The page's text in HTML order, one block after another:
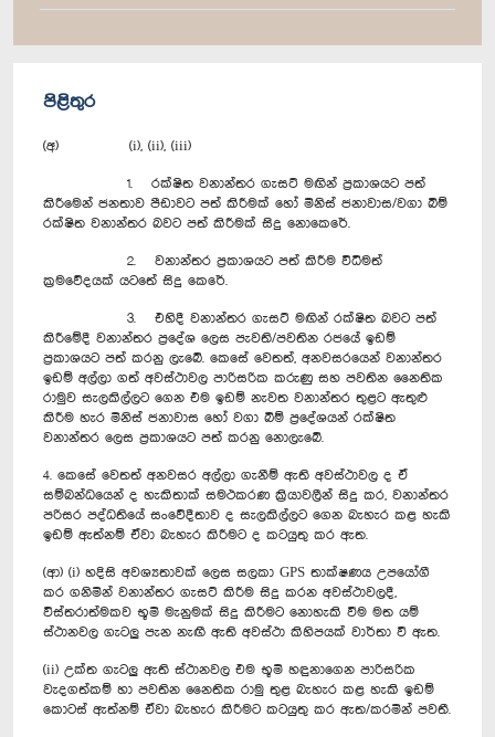
පිළිතුර
(අ) (i), (ii), (iii)
1. රක්ෂිත වනාන්තර ගැසට් මඟින් ප්‍රකාශයට පත්
කිරීමෙන් ජනතාව පීඩාවට පත් කිරීමක් හෝ මිනිස් ජනාවාස/වගා බිම්
රක්ෂිත වනාන්තර බවට පත් කිරීමක් සිදු නොකෙරේ.
2. වනාන්තර ප්‍රකාශයට පත් කිරීම විධිමත්
ක්‍රමවේදයක් යටතේ සිදු කෙරේ.
3. එහිදී වනාන්තර ගැසට් මඟින් රක්ෂිත බවට පත්
කිරීමේදී වනාන්තර ප්‍රදේශ ලෙස පැවති/පවතින රජයේ ඉඩම්
ප්‍රකාශයට පත් කරනු ලැබේ. කෙසේ වෙතත්, අනවසරයෙන් වනාන්තර
ඉඩම් අල්ලා ගත් අවස්ථාවල පාරිසරික කරුණු සහ පවතින නෛතික
රාමුව සැලකිල්ලට ගෙන එම ඉඩම් නැවත වනාන්තර තුළට ඇතුළු
කිරීම හැර මිනිස් ජනාවාස හෝ වගා බිම් ප්‍රදේශයන් රක්ෂිත
වනාන්තර ලෙස ප්‍රකාශයට පත් කරනු නොලැබේ.
4. කෙසේ වෙතත් අනවසර අල්ලා ගැනීම් ඇති අවස්ථාවල ද ඒ
සම්බන්ධයෙන් ද හැකිතාක් සමථකරණ ක්‍රියාවලීන් සිදු කර, වනාන්තර
පරිසර පද්ධතියේ සංවේදීතාව ද සැලකිල්ලට ගෙන බැහැර කළ හැකි
ඉඩම් ඇත්නම් ඒවා බැහැර කිරීමට ද කටයුතු කර ඇත.
(ආ) (i) හදිසි අවශ්‍යතාවක් ලෙස සලකා GPS තාක්ෂණය උපයෝගී
කර ගනිමින් වනාන්තර ගැසට් කිරීම සිදු කරන අවස්ථාවලදී,
විස්තරාත්මකව භූමි මැනුමක් සිදු කිරීමට නොහැකි වීම මත යම්
ස්ථානවල ගැටලු පැන නැඟී ඇති අවස්ථා කිහිපයක් වාර්තා වී ඇත.
(ii) උක්ත ගැටලු ඇති ස්ථානවල එම භූමි හඳුනාගෙන පාරිසරික
වැදගත්කම් හා පවතින නෛතික රාමු තුළ බැහැර කළ හැකි ඉඩම්
කොටස් ඇත්නම් ඒවා බැහැර කිරීමට කටයුතු කර ඇත/කරමින් පවතී.